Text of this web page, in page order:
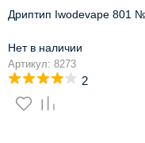
Дриптип Iwodevape 801
Нет в наличии
Артикул: 8273
2